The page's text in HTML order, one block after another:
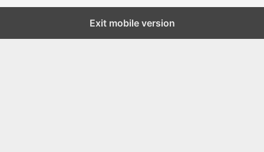
Exit mobile version